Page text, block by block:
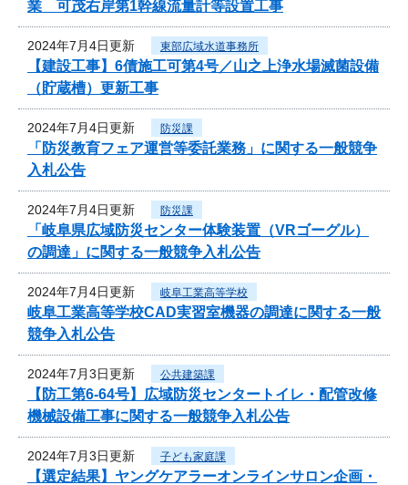
業 可茂右岸第1幹線流量計等設置工事
2024年7月4日更新 東部広域水道事務所
【建設工事】6債施工可第4号／山之上浄水場滅菌設備
（貯蔵槽）更新工事
2024年7月4日更新 防災課
「防災教育フェア運営等委託業務」に関する一般競争
入札公告
2024年7月4日更新 防災課
「岐阜県広域防災センター体験装置（VRゴーグル）
の調達」に関する一般競争入札公告
2024年7月4日更新 岐阜工業高等学校
岐阜工業高等学校CAD実習室機器の調達に関する一般
競争入札公告
2024年7月3日更新 公共建築課
【防工第6-64号】広域防災センタートイレ・配管改修
機械設備工事に関する一般競争入札公告
2024年7月3日更新 子ども家庭課
【選定結果】ヤングケアラーオンラインサロン企画・